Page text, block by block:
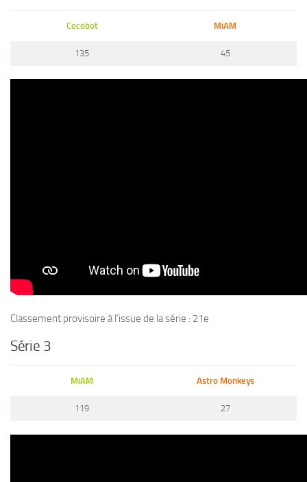
Cocobot MiAM
135 45
Classement provisoire à l’issue de la série : 21e
Série 3
MiAM Astro Monkeys
119 27